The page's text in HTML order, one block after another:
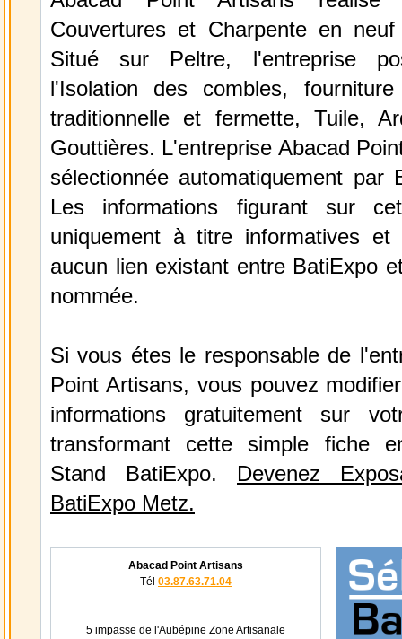
Couvertures et Charpente en
Situé sur Peltre, l'entreprise
l'Isolation des combles,
traditionnelle et fermette, Tuile,
Gouttières. L'entreprise Abacad
sélectionnée automatiquement par
Les informations figurant sur
uniquement à titre informatives et
aucun lien existant entre BatiExpo
nommée.
Si vous étes le responsable de
Point Artisans, vous pouvez
informations gratuitement sur
transformant cette simple fiche
Stand BatiExpo. Devenez
BatiExpo Metz.
Abacad Point Artisans
Tél 03.87.63.71.04
5 impasse de l'Aubépine Zone Artisanale